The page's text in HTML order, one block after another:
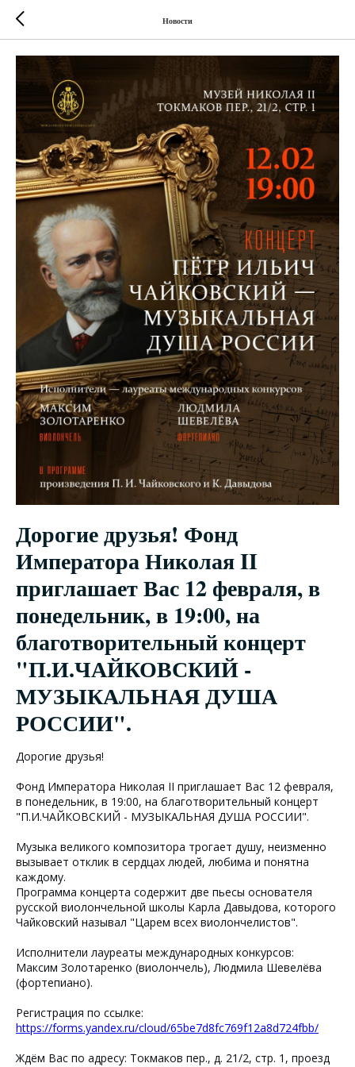
Новости
Дорогие друзья! Фонд
Императора Николая II
приглашает Вас 12 февраля, в
понедельник, в 19:00, на
благотворительный концерт
"П.И.ЧАЙКОВСКИЙ -
МУЗЫКАЛЬНАЯ ДУША
РОССИИ".
Дорогие друзья!
Фонд Императора Николая II приглашает Вас 12 февраля,
в понедельник, в 19:00, на благотворительный концерт
"П.И.ЧАЙКОВСКИЙ - МУЗЫКАЛЬНАЯ ДУША РОССИИ".
Музыка великого композитора трогает душу, неизменно
вызывает отклик в сердцах людей, любима и понятна
каждому.
Программа концерта содержит две пьесы основателя
русской виолончельной школы Карла Давыдова, которого
Чайковский называл "Царем всех виолончелистов".
Исполнители лауреаты международных конкурсов:
Максим Золотаренко (виолончель), Людмила Шевелёва
(фортепиано).
Регистрация по ссылке:
https://forms.yandex.ru/cloud/65be7d8fc769f12a8d724fbb/
Ждём Вас по адресу: Токмаков пер., д. 21/2, стр. 1, проезд